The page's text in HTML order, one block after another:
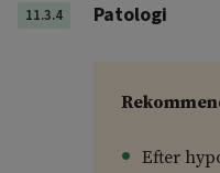
11.3.4 Patologi
Efter